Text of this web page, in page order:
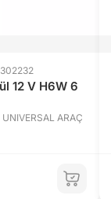
12 V H6W 6
ARAÇ